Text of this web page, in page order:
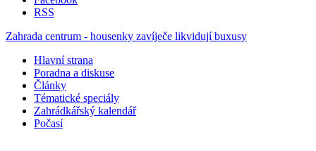
RSS
Zahrada centrum - housenky zavíječe likvidují buxusy
Hlavní strana
Poradna a diskuse
Články
Tématické speciály
Zahrádkářský kalendář
Počasí